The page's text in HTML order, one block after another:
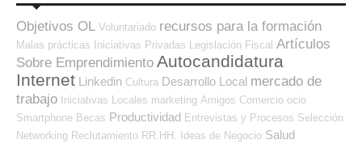
Objetivos OL Voluntariado recursos para la formación
Malas prácticas Iniciativas Privadas Legislación Fiscal Artículos
Sobre Emprendimiento Autocandidatura
Internet Linkedin Cultura Desarrollo Local mercado de
trabajo Iniciativas Locales marketing Amigos Comercio ocio
Smartphone Becas Productividad Entrevistas y Procesos Selección
Networking Reclutamiento RR.HH. Ideas de Negocio Salud